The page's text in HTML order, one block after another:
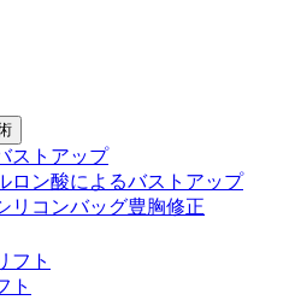
ストアップ
ロン酸によるバストアップ
リコンバッグ豊胸修正
フト
ト